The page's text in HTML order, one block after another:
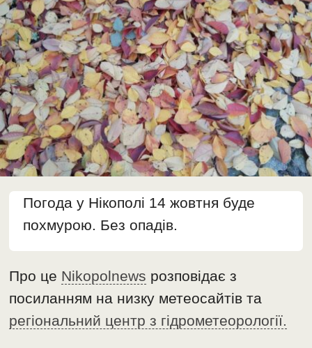
Погода у Нікополі 14 жовтня буде
похмурою. Без опадів.
Про це Nikopolnews розповідає з
посиланням на низку метеосайтів та
регіональний центр з гідрометеорології.